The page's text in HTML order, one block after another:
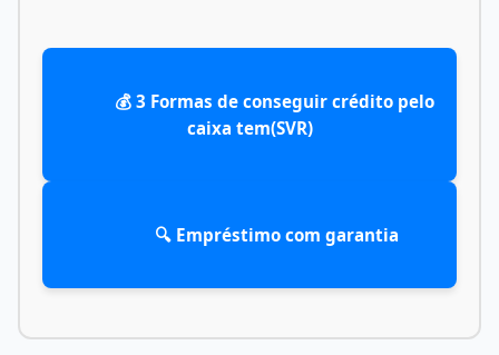
caixa tem(SVR)